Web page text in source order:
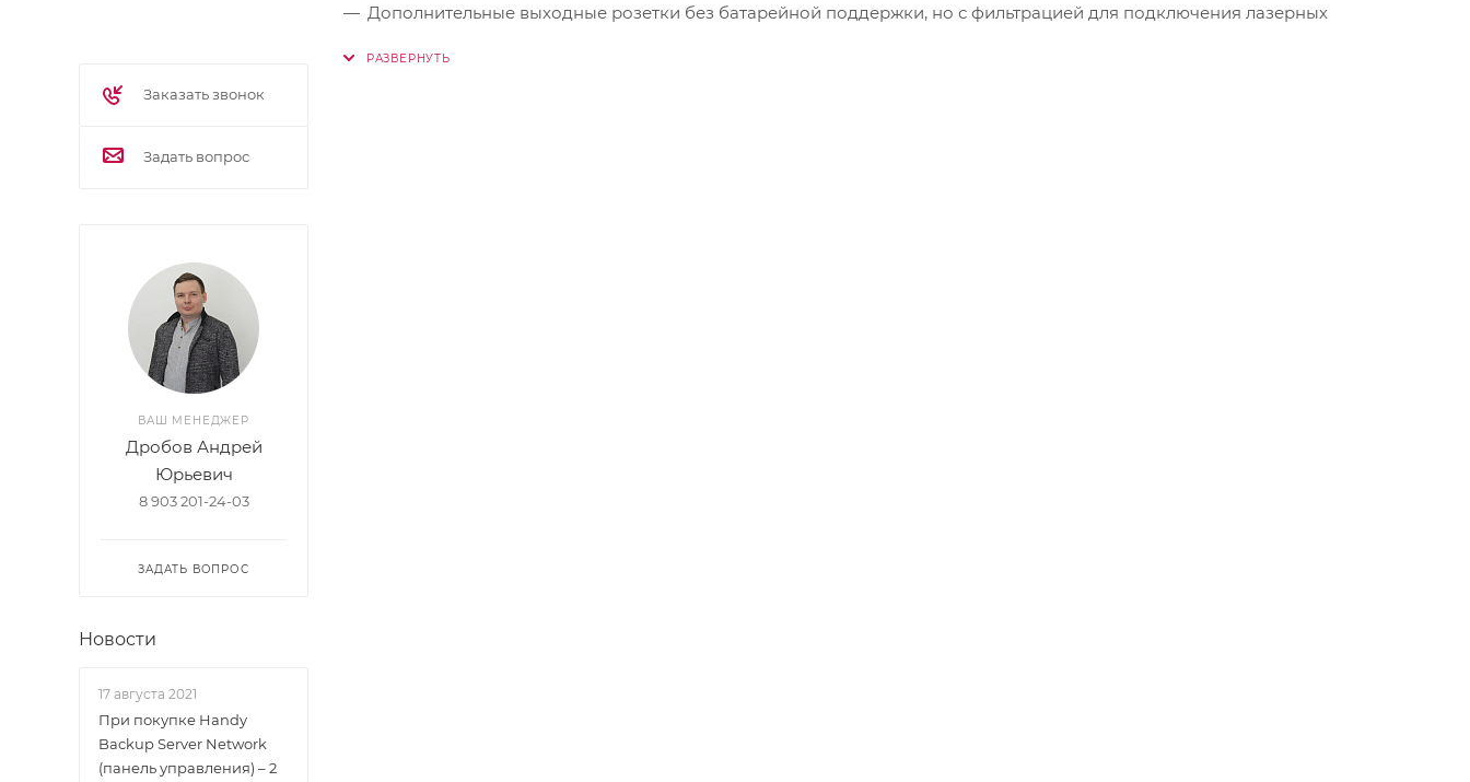
Дополнительные выходные розетки без батарейной поддержки, но с фильтрацией для подключения лазерных
Заказать звонок
Задать вопрос
ВАШ МЕНЕДЖЕР
Дробов Андрей
Юрьевич
8 903 201-24-03
ЗАДАТЬ ВОПРОС
Новости
17 августа 2021
При покупке Handy
Backup Server Network
(панель управления) – 2